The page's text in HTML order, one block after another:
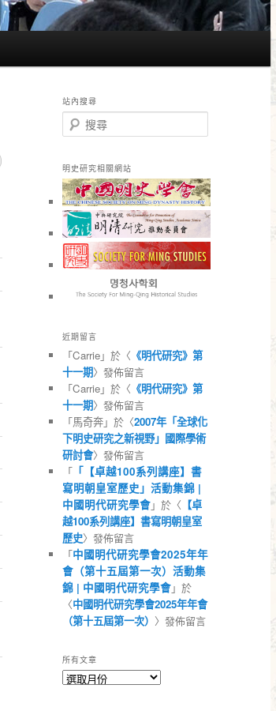
站內搜尋
搜
尋
明史研究相關網站
近期留言
「Carrie」於〈 《明代研究》第
十一期〉發佈留言
「Carrie」於〈 《明代研究》第
十一期〉發佈留言
「馬奇奔」於〈2007年「全球化
下明史研究之新視野」國際學術
研討會〉發佈留言
「 「【卓越100系列講座】書
寫明朝皇室歷史」活動集錦 |
中國明代研究學會」於〈 【卓
越100系列講座】書寫明朝皇室
歷史〉發佈留言
「中國明代研究學會2025年年
會（第十五屆第一次）活動集
錦 | 中國明代研究學會」於
〈中國明代研究學會2025年年會
（第十五屆第一次） 〉發佈留言
所有文章
所